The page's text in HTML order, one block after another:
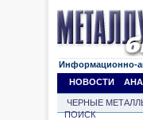
Информационно-
НОВОСТИ
ЧЕРНЫЕ
ПОИСК